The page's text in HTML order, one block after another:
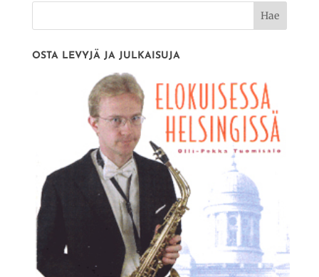
OSTA LEVYJÄ JA JULKAISUJA